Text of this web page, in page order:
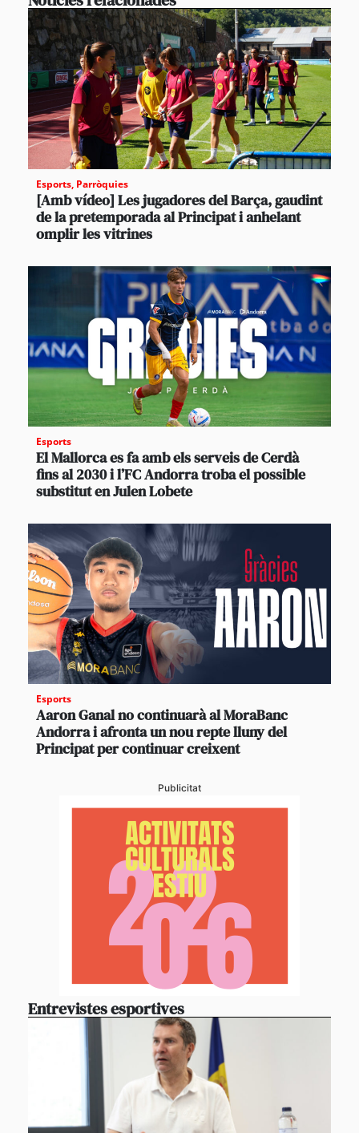
Esports, Parròquies
[Amb vídeo] Les jugadores del Barça, gaudint
de la pretemporada al Principat i anhelant
omplir les vitrines
Esports
El Mallorca es fa amb els serveis de Cerdà
fins al 2030 i l’FC Andorra troba el possible
substitut en Julen Lobete
Esports
Aaron Ganal no continuarà al MoraBanc
Andorra i afronta un nou repte lluny del
Principat per continuar creixent
Publicitat
Entrevistes esportives